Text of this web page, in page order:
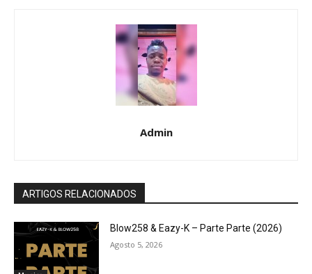
Admin
ARTIGOS RELACIONADOS
Blow258 & Eazy-K – Parte Parte (2026)
Agosto 5, 2026